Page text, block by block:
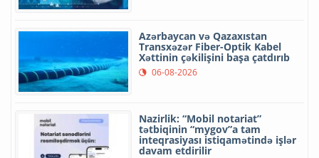
Azərbaycan və Qazaxıstan
Transxəzər Fiber-Optik Kabel
Xəttinin çəkilişini başa çatdırıb
06-08-2026
Nazirlik: “Mobil notariat”
tətbiqinin “mygov”a tam
inteqrasiyası istiqamətində işlər
davam etdirilir